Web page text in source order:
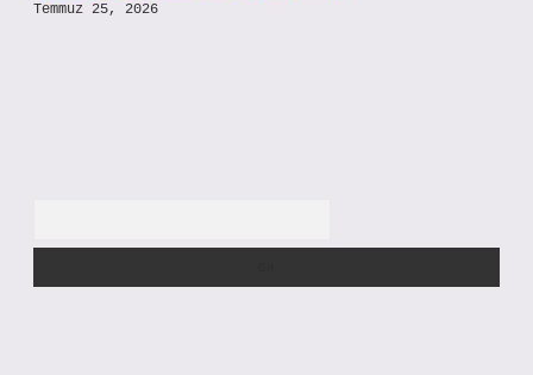
Temmuz 25, 2026